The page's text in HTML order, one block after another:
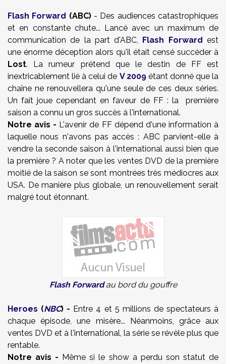
Flash Forward (ABC) - Des audiences catastrophiques
et en constante chute... Lancé avec un maximum de
communication de la part d'ABC, Flash Forward est
une énorme déception alors qu'il était censé succéder à
Lost. La rumeur prétend que le destin de FF est
inextricablement lié à celui de V 2009étant donné que la
chaîne ne renouvellera qu'une seule de ces deux séries.
Un fait joue cependant en faveur de FF : la première
saison a connu un gros succès à l'international.
Notre avis - L'avenir de FF dépend d'une information à
laquelle nous n'avons pas accès : ABC parvient-elle à
vendre la seconde saison à l'international aussi bien que
la première ? A noter que les ventes DVD de la première
moitié de la saison se sont montrées très médiocres aux
USA. De manière plus globale, un renouvellement serait
malgré tout étonnant.
Flash Forwardau bord du gouffre
Heroes (NBC) - Entre 4 et 5 millions de spectateurs à
chaque épisode, une misère... Néanmoins, grâce aux
ventes DVD et à l'international, la série se révèle plus que
rentable.
Notre avis - Même si le show a perdu son statut de